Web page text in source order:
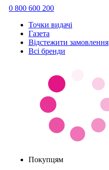
0 800 600 200
Точки видачi
Газета
Відстежити замовлення
Всі бренди
Покупцям